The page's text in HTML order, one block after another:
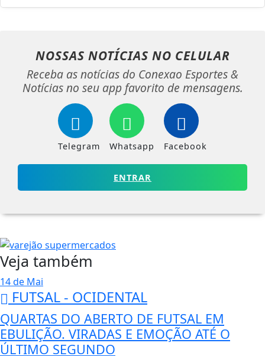
NOSSAS NOTÍCIAS NO CELULAR
Receba as notícias do Conexao Esportes &
Notícias no seu app favorito de mensagens.
Telegram Whatsapp Facebook
ENTRAR
Veja também
14 de Mai
FUTSAL - OCIDENTAL
QUARTAS DO ABERTO DE FUTSAL EM
EBULIÇÃO. VIRADAS E EMOÇÃO ATÉ O
ÚLTIMO SEGUNDO